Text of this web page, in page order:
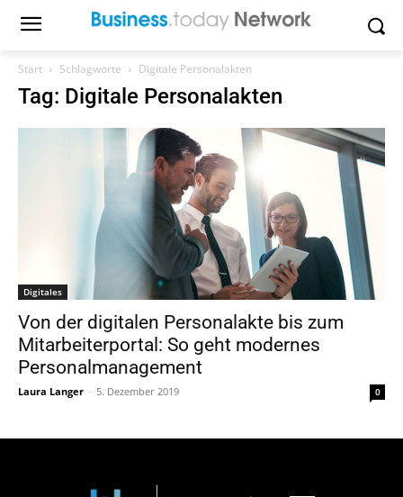
Start Schlagworte Digitale Personalakten
Tag: Digitale Personalakten
Digitales
Von der digitalen Personalakte bis zum
Mitarbeiterportal: So geht modernes
Personalmanagement
Laura Langer - 5. Dezember 2019 0